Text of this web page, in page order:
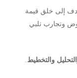
إلى خلق قيمة
وتجارب تلبي
والتخطيط.